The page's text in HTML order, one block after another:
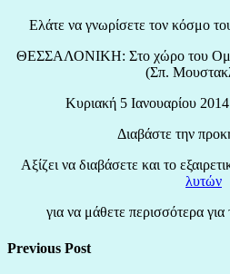
Ελάτε να γνωρίσετε τον κόσμο
ΘΕΣΣΑΛΟΝΙΚΗ: Στο χώρο του
(Σπ.
Κυριακή 5 Ιανουαρίου
Διαβάστε την
Αξίζει να διαβάσετε και το
λυτών
για να μάθετε περισσότερα για
Previous Post